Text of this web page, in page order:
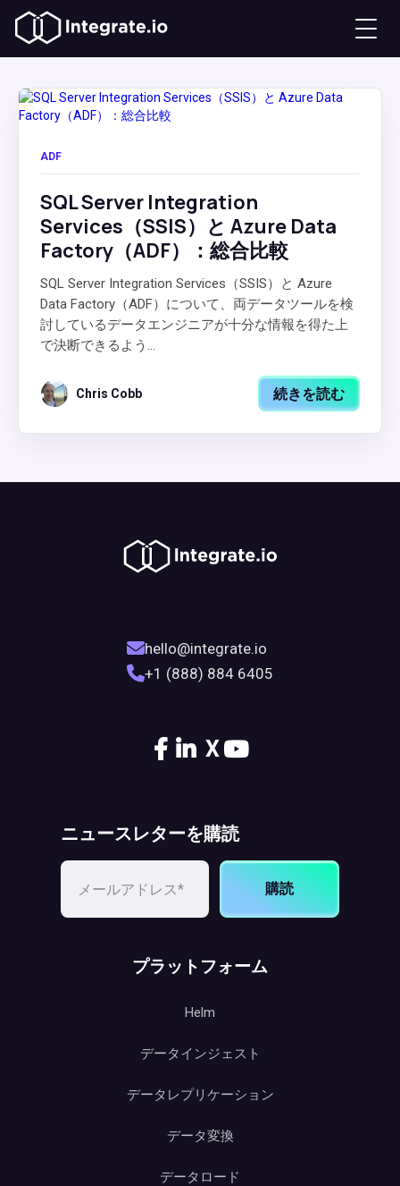
ADF
SQL Server Integration
Services（SSIS）と Azure Data
Factory（ADF）：総合比較
SQL Server Integration Services（SSIS）と Azure
Data Factory（ADF）について、両データツールを検
討しているデータエンジニアが十分な情報を得た上
で決断できるよう...
Chris Cobb 続きを読む
hello@integrate.io
+1 (888) 884 6405
X
ニュースレターを購読
購読
プラットフォーム
Helm
データインジェスト
データレプリケーション
データ変換
データロード